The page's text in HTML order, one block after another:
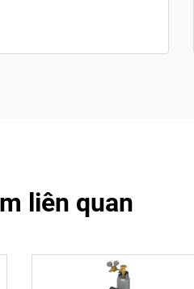
liên quan